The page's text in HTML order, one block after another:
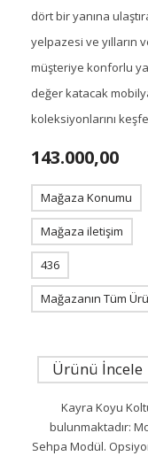
dört bir yanına
yelpazesi ve yılların
müşteriye konforlu
değer katacak
koleksiyonlarını
143.000,00
Mağaza Konumu
Mağaza iletişim
436
Mağazanın Tüm
Ürünü İncele
Kayra Koyu
bulunmaktadır:
Sehpa Modül.